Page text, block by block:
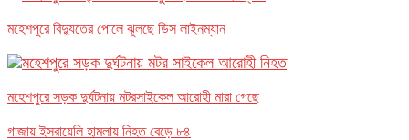
মহেশপুরে বিদ্যুতের পোলে ঝুলছে ডিস লাইনম্যান
মহেশপুরে সড়ক দুর্ঘটনায় মটরসাইকেল আরোহী মারা গেছে
গাজায় ইসরায়েলি হামলায় নিহত বেড়ে ৮৪